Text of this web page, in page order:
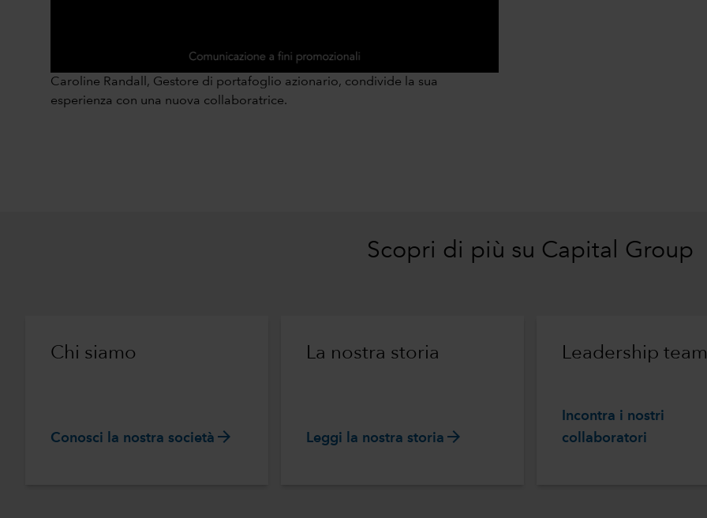
Caroline Randall, Gestore di portafoglio azionario, condivide la sua
esperienza con una nuova collaboratrice.
Scopri di più su Capital Group
Chi siamo
Conosci la nostra società arrow_forward
La nostra storia
Leggi la nostra storia arrow_forward
Leadership team
Incontra i nostri
collaboratori